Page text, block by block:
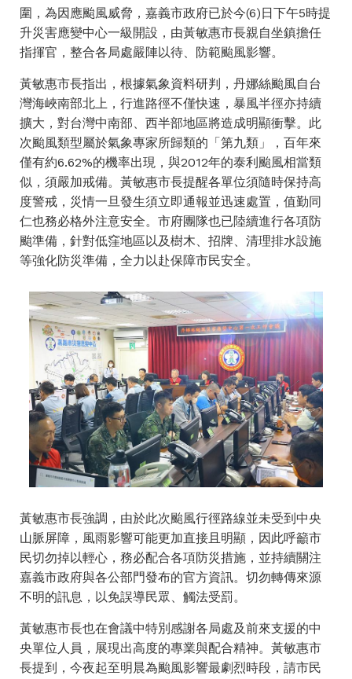
圍，為因應颱風威脅，嘉義市政府已於今(6)日下午5時提
升災害應變中心一級開設，由黃敏惠市長親自坐鎮擔任
指揮官，整合各局處嚴陣以待、防範颱風影響。
黃敏惠市長指出，根據氣象資料研判，丹娜絲颱風自台
灣海峽南部北上，行進路徑不僅快速，暴風半徑亦持續
擴大，對台灣中南部、西半部地區將造成明顯衝擊。此
次颱風類型屬於氣象專家所歸類的「第九類」，百年來
僅有約6.62%的機率出現，與2012年的泰利颱風相當類
似，須嚴加戒備。黃敏惠市長提醒各單位須隨時保持高
度警戒，災情一旦發生須立即通報並迅速處置，值勤同
仁也務必格外注意安全。市府團隊也已陸續進行各項防
颱準備，針對低窪地區以及樹木、招牌、清理排水設施
等強化防災準備，全力以赴保障市民安全。
黃敏惠市長強調，由於此次颱風行徑路線並未受到中央
山脈屏障，風雨影響可能更加直接且明顯，因此呼籲市
民切勿掉以輕心，務必配合各項防災措施，並持續關注
嘉義市政府與各公部門發布的官方資訊。切勿轉傳來源
不明的訊息，以免誤導民眾、觸法受罰。
黃敏惠市長也在會議中特別感謝各局處及前來支援的中
央單位人員，展現出高度的專業與配合精神。黃敏惠市
長提到，今夜起至明晨為颱風影響最劇烈時段，請市民